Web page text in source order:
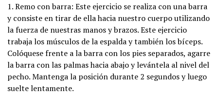
1. Remo con barra: Este ejercicio se realiza con una barra
y consiste en tirar de ella hacia nuestro cuerpo utilizando
la fuerza de nuestras manos y brazos. Este ejercicio
trabaja los músculos de la espalda y también los bíceps.
Colóquese frente a la barra con los pies separados, agarre
la barra con las palmas hacia abajo y levántela al nivel del
pecho. Mantenga la posición durante 2 segundos y luego
suelte lentamente.